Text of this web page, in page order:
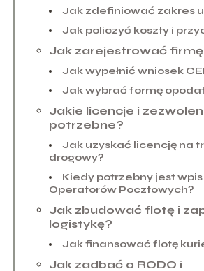
Jak zdefiniować zakres
Jak policzyć koszty i
Jak zarejestrować firmę
Jak wypełnić wniosek
Jak wybrać formę
Jakie licencje i
potrzebne?
Jak uzyskać licencję na
drogowy?
Kiedy potrzebny jest
Operatorów Pocztowych?
Jak zbudować flotę i
logistykę?
Jak finansować flotę
Jak zadbać o RODO i